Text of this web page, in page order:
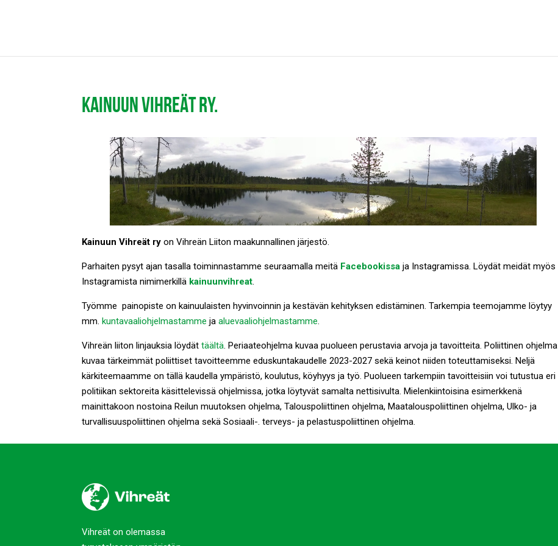
KAINUUN VIHREÄT RY.
Kainuun Vihreät ry on Vihreän Liiton maakunnallinen järjestö.
Parhaiten pysyt ajan tasalla toiminnastamme seuraamalla meitä Facebookissa ja Instagramissa. Löydät meidät myös
Instagramista nimimerkillä kainuunvihreat.
Työmme painopiste on kainuulaisten hyvinvoinnin ja kestävän kehityksen edistäminen. Tarkempia teemojamme löytyy
mm.kuntavaaliohjelmastamme jaaluevaaliohjelmastamme.
Vihreän liiton linjauksia löydättäältä. Periaateohjelma kuvaa puolueen perustavia arvoja ja tavoitteita. Poliittinen ohjelma
kuvaa tärkeimmät poliittiset tavoitteemme eduskuntakaudelle 2023-2027 sekä keinot niiden toteuttamiseksi. Neljä
kärkiteemaamme on tällä kaudella ympäristö, koulutus, köyhyys ja työ. Puolueen tarkempiin tavoitteisiin voi tutustua eri
politiikan sektoreita käsittelevissä ohjelmissa, jotka löytyvät samalta nettisivulta. Mielenkiintoisina esimerkkenä
mainittakoon nostoina Reilun muutoksen ohjelma, Talouspoliittinen ohjelma, Maatalouspoliittinen ohjelma, Ulko- ja
turvallisuuspoliittinen ohjelma sekä Sosiaali-. terveys- ja pelastuspoliittinen ohjelma.
Vihreät on olemassa